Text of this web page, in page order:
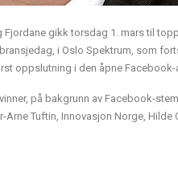
gikk torsdag 1. mars til
i Oslo Spektrum, som
oppslutning i den åpne
på bakgrunn av Facebook-
Tuftin, Innovasjon Norge,